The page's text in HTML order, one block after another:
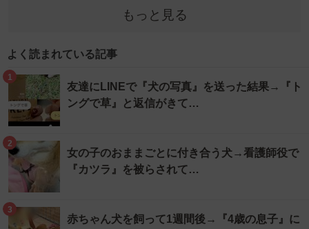
もっと見る
よく読まれている記事
1
友達にLINEで『犬の写真』を送った結果→『ト
ングで草』と返信がきて…
2
女の子のおままごとに付き合う犬→看護師役で
『カツラ』を被らされて…
3
赤ちゃん犬を飼って1週間後→『4歳の息子』に